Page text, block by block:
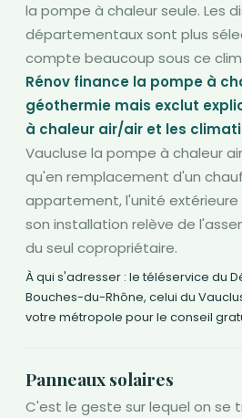
la pompe à chaleur seule. Les
départementaux sont plus
compte beaucoup sous ce
Rénov finance la pompe à
géothermie mais exclut
à chaleur air/air et les
Vaucluse la pompe à chaleur
qu'en remplacement d'un
appartement, l'unité
son installation relève de
du seul copropriétaire.
À qui s'adresser : le téléservice du
Bouches-du-Rhône, celui du
votre métropole pour le conseil
Panneaux solaires
C'est le geste sur lequel on se